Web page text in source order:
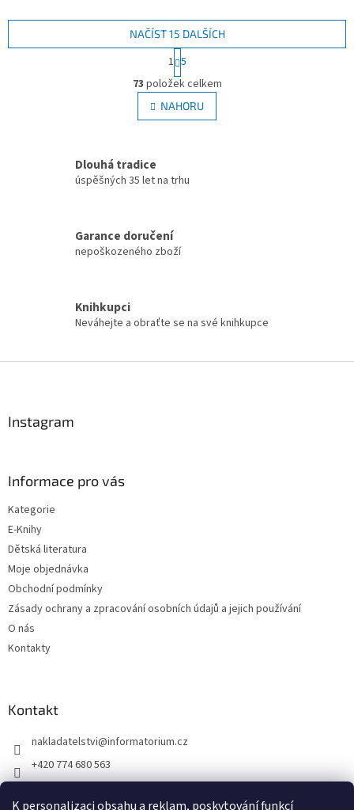
K personalizaci obsahu a reklam, poskytování funkcí
tabulek, rok vydání 2011
O
v
l
á
í
y
i
s
NAČÍST 15 DALŠÍCH
S
t
r
á
n
k
n
í
1 5
73 položek celkem
NAHORU
Dlouhá tradice
úspěšných 35 let na trhu
Garance doručení
nepoškozeného zboží
Knihkupci
Neváhejte a obraťte se na své knihkupce
Instagram
Informace pro vás
Kategorie
E-Knihy
Dětská literatura
Moje objednávka
Obchodní podmínky
Zásady ochrany a zpracování osobních údajů a jejich používání
O nás
Kontakty
Kontakt
nakladatelstvi@informatorium.cz
+420 774 680 563